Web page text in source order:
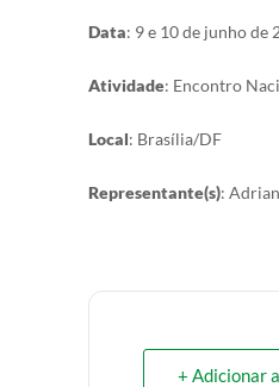
Data: 9 e 10 de junho de
Atividade: Encontro
Local: Brasília/DF
Representante(s):
+ Adicionar